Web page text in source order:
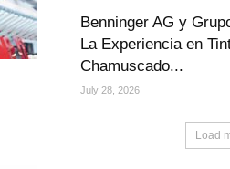
Benninger AG y
La Experiencia en
Chamuscado...
July 28, 2026
Load